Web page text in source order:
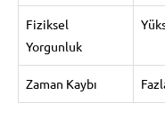
Fiziksel
Yorgunluk
Zaman Kaybı